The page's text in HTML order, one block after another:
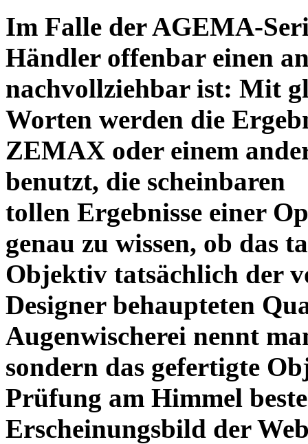
Im Falle der AGEMA-
Händler offenbar einen
nachvollziehbar ist: Mit
Worten werden die
ZEMAX oder einem
benutzt, die scheinbaren
tollen Ergebnisse einer
genau zu wissen, ob das
Objektiv tatsächlich der
Designer behaupteten
Augenwischerei nennt
sondern das gefertigte
Prüfung am Himmel
Erscheinungsbild der